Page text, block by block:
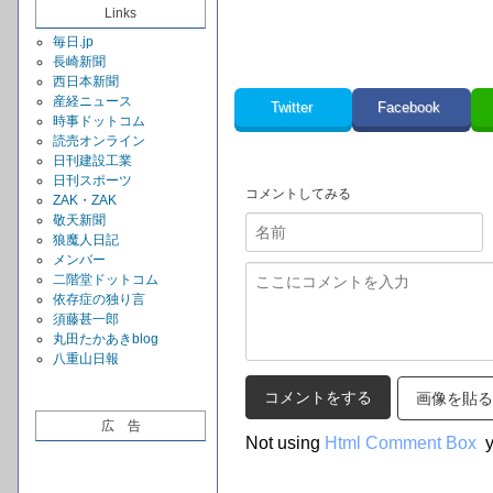
Links
毎日.jp
長崎新聞
西日本新聞
産経ニュース
時事ドットコム
読売オンライン
日刊建設工業
日刊スポーツ
ZAK・ZAK
敬天新聞
狼魔人日記
メンバー
二階堂ドットコム
依存症の独り言
須藤甚一郎
丸田たかあきblog
八重山日報
広 告
Twitter Facebook
コメントしてみる
画像を貼る
Not using Html Comment Box